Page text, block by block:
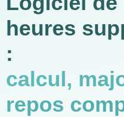
heures
:
calcul,
repos